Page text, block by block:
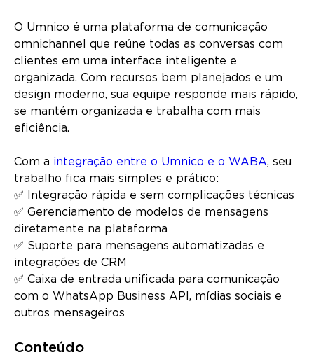
O Umnico é uma plataforma de comunicação
omnichannel que reúne todas as conversas com
clientes em uma interface inteligente e
organizada. Com recursos bem planejados e um
design moderno, sua equipe responde mais rápido,
se mantém organizada e trabalha com mais
eficiência.
Com a integração entre o Umnico e o WABA, seu
trabalho fica mais simples e prático:
✅ Integração rápida e sem complicações técnicas
✅ Gerenciamento de modelos de mensagens
diretamente na plataforma
✅ Suporte para mensagens automatizadas e
integrações de CRM
✅ Caixa de entrada unificada para comunicação
com o WhatsApp Business API, mídias sociais e
outros mensageiros
Conteúdo